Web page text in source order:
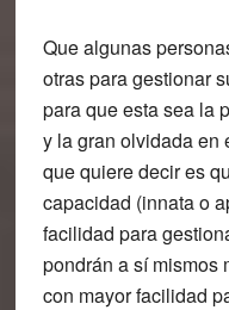
Que algunas
otras para gestionar
para que esta sea la
y la gran olvidada en
que quiere decir es
capacidad (innata o
facilidad para
pondrán a sí mismos
con mayor facilidad